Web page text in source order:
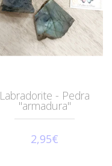
Labradorite - Pedra
"armadura"
2,95€